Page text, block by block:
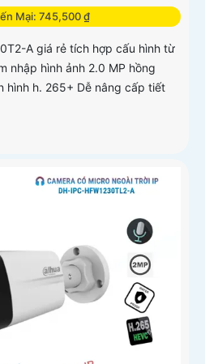
Mại: 745,500 ₫
A giá rẻ tích hợp cấu hình từ
nhập hình ảnh 2.0 MP hồng
hình h. 265+ Dễ nâng cấp tiết